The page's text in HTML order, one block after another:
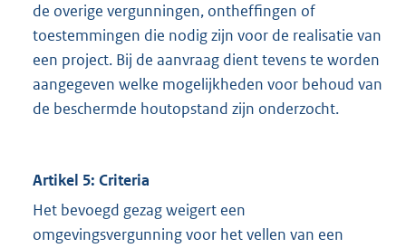
de overige vergunningen, ontheffingen of
toestemmingen die nodig zijn voor de realisatie van
een project. Bij de aanvraag dient tevens te worden
aangegeven welke mogelijkheden voor behoud van
de beschermde houtopstand zijn onderzocht.
Artikel 5: Criteria
Het bevoegd gezag weigert een
omgevingsvergunning voor het vellen van een